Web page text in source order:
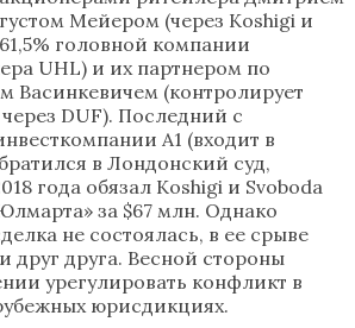
Мейером (через Koshigi и
головной компании
UHL) и их партнером по
Васинкевичем (контролирует
DUF). Последний с
А1 (входит в
в Лондонский суд,
года обязал Koshigi и Svoboda
за $67 млн. Однако
не состоялась, в ее срыве
друг друга. Весной стороны
урегулировать конфликт в
юрисдикциях.